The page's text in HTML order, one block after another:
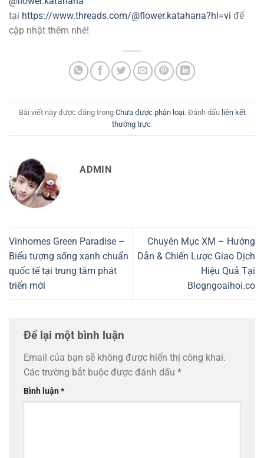
tại https://www.threads.com/@flower.katahana?hl=vi để
cập nhật thêm nhé!
Bài viết này được đăng trong Chưa được phân loại. Đánh dấu liên kết
thường trực.
ADMIN
Vinhomes Green Paradise –
Biểu tượng sống xanh chuẩn
quốc tế tại trung tâm phát
triển mới
Chuyên Mục XM – Hướng
Dẫn & Chiến Lược Giao Dịch
Hiệu Quả Tại
Blogngoaihoi.co
Để lại một bình luận
Email của bạn sẽ không được hiển thị công khai.
Các trường bắt buộc được đánh dấu *
Bình luận*